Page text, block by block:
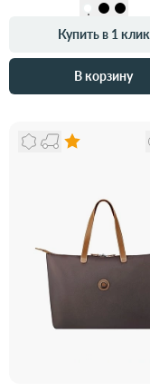
Купить в 1 клик
В корзину